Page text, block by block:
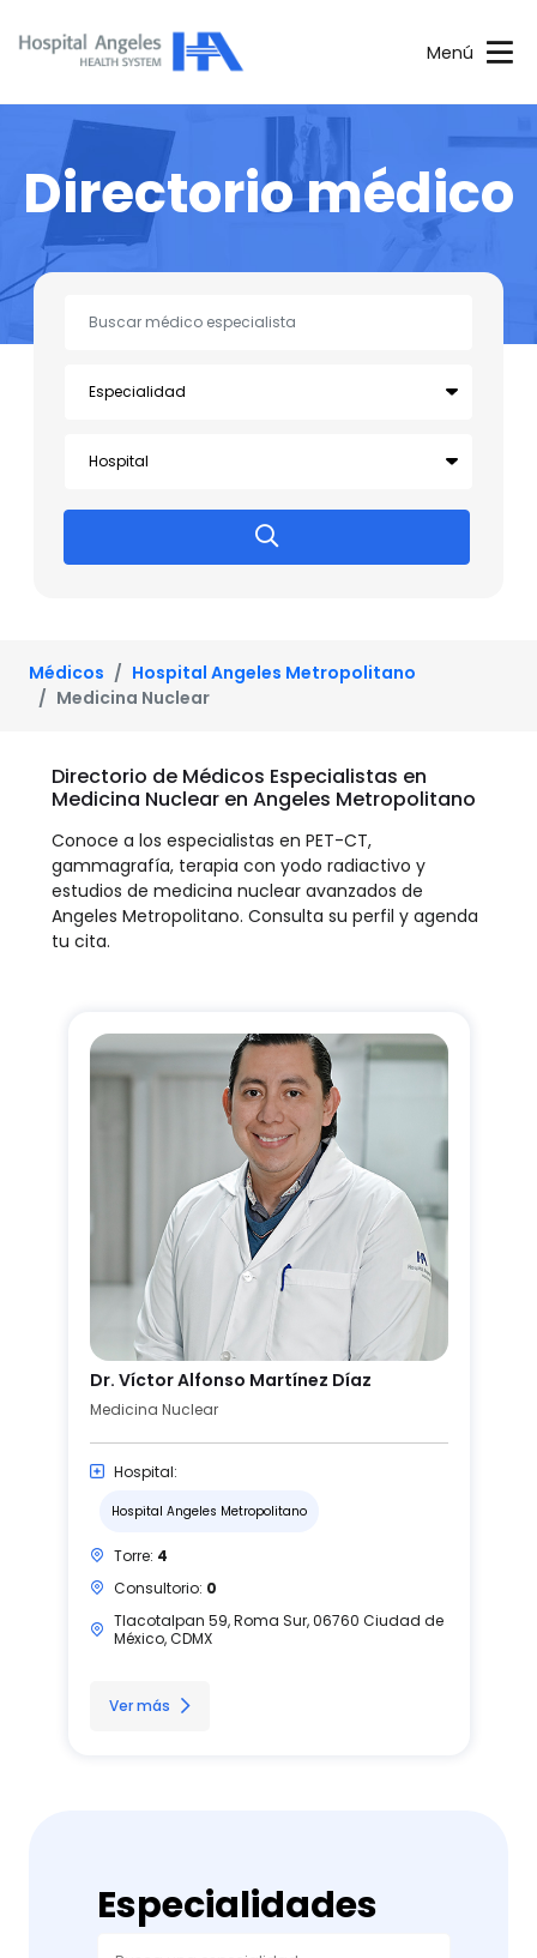
Menú
Directorio médico
Médicos
Hospital Angeles Metropolitano
Medicina Nuclear
Directorio de Médicos Especialistas en
Medicina Nuclear en Angeles Metropolitano
Conoce a los especialistas en PET-CT,
gammagrafía, terapia con yodo radiactivo y
estudios de medicina nuclear avanzados de
Angeles Metropolitano. Consulta su perfil y agenda
tu cita.
Dr. Víctor Alfonso Martínez Díaz
Medicina Nuclear
Hospital:
Hospital Angeles Metropolitano
Torre: 4
Consultorio: 0
Tlacotalpan 59, Roma Sur, 06760 Ciudad de
México, CDMX
Ver más
Especialidades